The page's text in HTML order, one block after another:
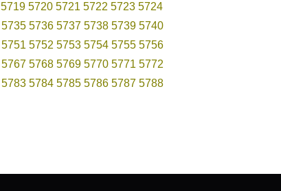
5719 5720 5721 5722 5723 5724
5735 5736 5737 5738 5739 5740
5751 5752 5753 5754 5755 5756
5767 5768 5769 5770 5771 5772
5783 5784 5785 5786 5787 5788